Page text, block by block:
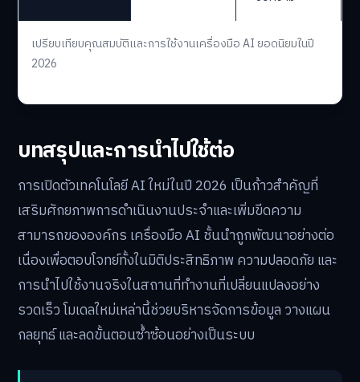
เปรียบเทียบคุณสมบัติและการใช้งานเครื่องมือ AI ยอดนิยมในปี
2026
บทสรุปและการนำไปใช้ต่อ
การเปิดตัวเทคโนโลยี AI ใหม่ในปี 2026 เป็นก้าวสำคัญที่
เสริมศักยภาพการดำเนินงานประจำและเพิ่มขีดความ
สามารถขององค์กร เครื่องมือ AI ชั้นนำถูกพัฒนาอย่างต่อ
เนื่องเพื่อตอบโจทย์ทั้งในมิติประสิทธิภาพ ความปลอดภัย และ
การนำไปใช้งานจริงในสถานที่ทำงานที่เปลี่ยนแปลงอย่าง
รวดเร็ว โมเดลใหม่เหล่านี้ช่วยบริหารจัดการข้อมูล วางแผน
กลยุทธ์ และลดขั้นตอนซ้ำซ้อนอย่างเป็นระบบ